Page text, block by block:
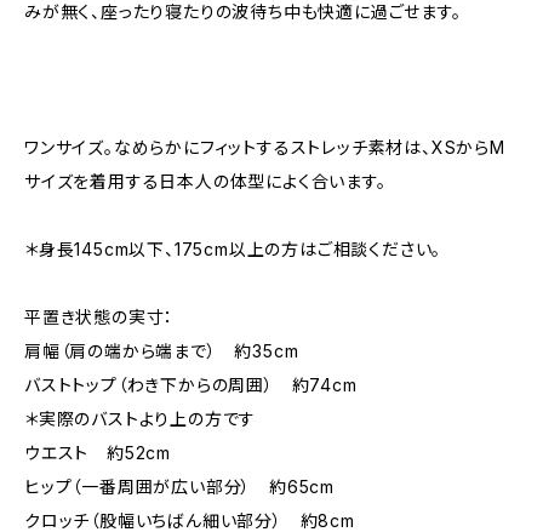
みが無く、座ったり寝たりの波待ち中も快適に過ごせます。
ワンサイズ。なめらかにフィットするストレッチ素材は、XSからM
サイズを着用する日本人の体型によく合います。
＊身長145cm以下、175cm以上の方はご相談ください。
平置き状態の実寸：
肩幅（肩の端から端まで） 約35cm
バストトップ（わき下からの周囲） 約74cm
＊実際のバストより上の方です
ウエスト 約52cm
ヒップ（一番周囲が広い部分） 約65cm
クロッチ（股幅いちばん細い部分） 約8cm